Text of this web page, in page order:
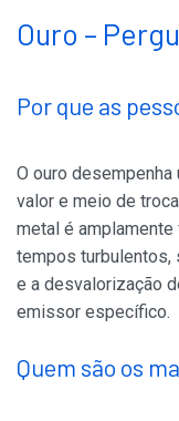
Ouro –
Por que as
O ouro
valor e meio de
metal é
tempos turbulentos,
e a desvalorização
emissor específico.
Quem são os